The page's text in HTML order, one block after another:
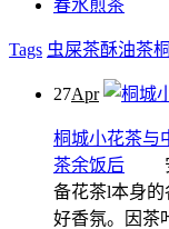
春水煎茶
Tags 虫屎茶酥油茶
27Apr
桐城小花茶与
茶余饭后
安
备花茶l本身的
好香氛。因